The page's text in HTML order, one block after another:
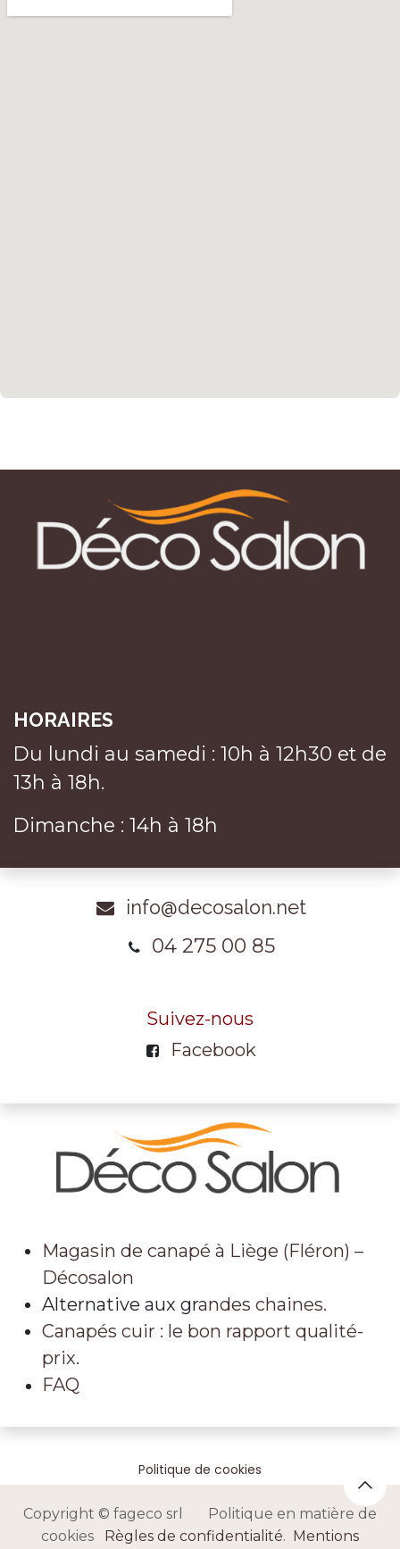
HORAIRES
Du lundi au samedi : 10h à 12h30 et de
13h à 18h.
Dimanche : 14h à 18h
info@decosalon.net
04 275 00 85
Suivez-nous
Facebook
Magasin de canapé à Liège (Fléron) –
Décosalon
Alternative aux grandes chaines.
Canapés cuir : le bon rapport qualité-
prix.
FAQ
Politique de cookies
Copyright © fageco srl Politique en matière de
cookies Règles de confidentialité. Mentions